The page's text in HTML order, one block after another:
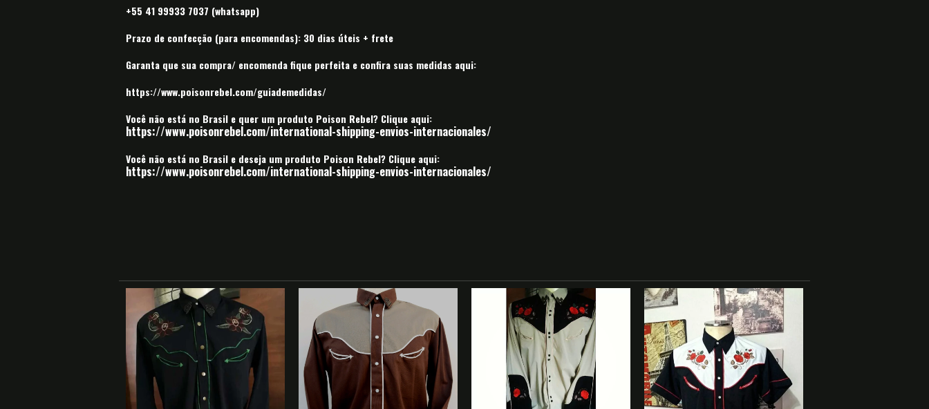
+55 41 99933 7037 (whatsapp)
Prazo de confecção (para encomendas): 30 dias úteis + frete
Garanta que sua compra/ encomenda fique perfeita e confira suas medidas aqui:
https://www.poisonrebel.com/guiademedidas/
Você não está no Brasil e quer um produto Poison Rebel? Clique aqui:
https://www.poisonrebel.com/international-shipping-envios-internacionales/
Você não está no Brasil e deseja um produto Poison Rebel? Clique aqui:
https://www.poisonrebel.com/international-shipping-envios-internacionales/